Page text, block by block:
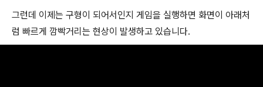
그런데 이제는 구형이 되어서인지 게임을 실행하면 화면이 아래처
럼 빠르게 깜빡거리는 현상이 발생하고 있습니다.